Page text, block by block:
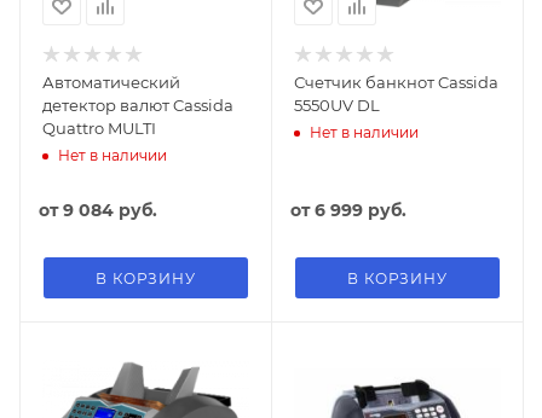
Автоматический
детектор валют Cassida
Quattro MULTI
Нет в наличии
от9 084 руб.
В КОРЗИНУ
Счетчик банкнот Cassida
5550UV DL
Нет в наличии
от6 999 руб.
В КОРЗИНУ